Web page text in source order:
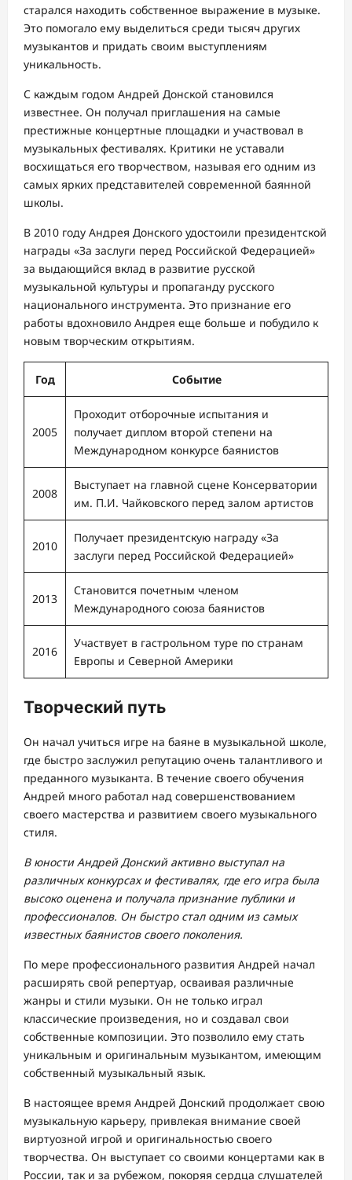
старался находить собственное выражение в музыке.
Это помогало ему выделиться среди тысяч других
музыкантов и придать своим выступлениям
уникальность.
С каждым годом Андрей Донской становился
известнее. Он получал приглашения на самые
престижные концертные площадки и участвовал в
музыкальных фестивалях. Критики не уставали
восхищаться его творчеством, называя его одним из
самых ярких представителей современной баянной
школы.
В 2010 году Андрея Донского удостоили президентской
награды «За заслуги перед Российской Федерацией»
за выдающийся вклад в развитие русской
музыкальной культуры и пропаганду русского
национального инструмента. Это признание его
работы вдохновило Андрея еще больше и побудило к
новым творческим открытиям.
Год Событие
2005
Проходит отборочные испытания и
получает диплом второй степени на
Международном конкурсе баянистов
2008
Выступает на главной сцене Консерватории
им. П.И. Чайковского перед залом артистов
2010
Получает президентскую награду «За
заслуги перед Российской Федерацией»
2013
Становится почетным членом
Международного союза баянистов
2016
Участвует в гастрольном туре по странам
Европы и Северной Америки
Творческий путь
Он начал учиться игре на баяне в музыкальной школе,
где быстро заслужил репутацию очень талантливого и
преданного музыканта. В течение своего обучения
Андрей много работал над совершенствованием
своего мастерства и развитием своего музыкального
стиля.
В юности Андрей Донский активно выступал на
различных конкурсах и фестивалях, где его игра была
высоко оценена и получала признание публики и
профессионалов. Он быстро стал одним из самых
известных баянистов своего поколения.
По мере профессионального развития Андрей начал
расширять свой репертуар, осваивая различные
жанры и стили музыки. Он не только играл
классические произведения, но и создавал свои
собственные композиции. Это позволило ему стать
уникальным и оригинальным музыкантом, имеющим
собственный музыкальный язык.
В настоящее время Андрей Донский продолжает свою
музыкальную карьеру, привлекая внимание своей
виртуозной игрой и оригинальностью своего
творчества. Он выступает со своими концертами как в
России, так и за рубежом, покоряя сердца слушателей